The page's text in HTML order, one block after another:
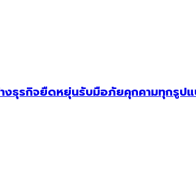
งธุรกิจยืดหยุ่นรับมือภัยคุกคามทุกรูป